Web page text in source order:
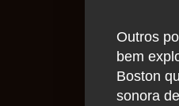
Outros
bem
Boston
sonora